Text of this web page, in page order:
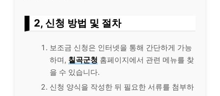
2, 신청 방법 및 절차
보조금 신청은 인터넷을 통해 간단하게 가능
하며, 칠곡군청 홈페이지에서 관련 메뉴를 찾
을 수 있습니다.
신청 양식을 작성한 뒤 필요한 서류를 첨부하